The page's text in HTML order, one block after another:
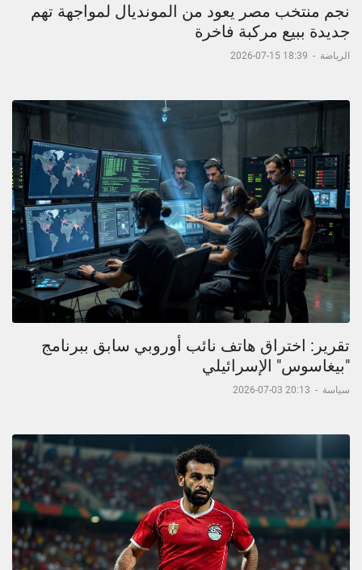
نجم منتخب مصر يعود من المونديال لمواجهة تهم
جديدة ببيع مركبة فاخرة
الرياضة -
18:39 15-07-2026
تقرير: اختراق هاتف نائب أوروبي سابق ببرنامج
"بيغاسوس" الإسرائيلي
سياسة -
20:13 03-07-2026